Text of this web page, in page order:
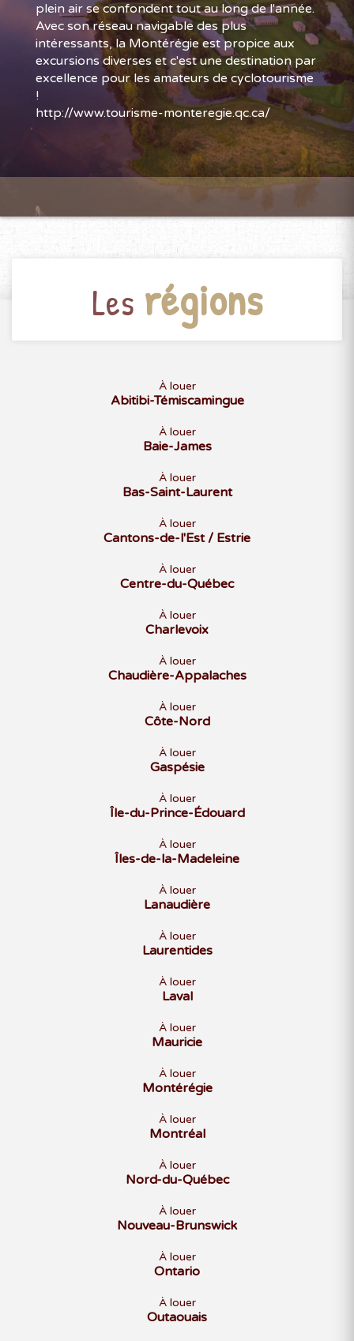
plein air se confondent tout au long de l'année.
Avec son réseau navigable des plus
intéressants, la Montérégie est propice aux
excursions diverses et c'est une destination par
excellence pour les amateurs de cyclotourisme
!
http://www.tourisme-monteregie.qc.ca/
Les régions
À louer
Abitibi-Témiscamingue
À louer
Baie-James
À louer
Bas-Saint-Laurent
À louer
Cantons-de-l'Est / Estrie
À louer
Centre-du-Québec
À louer
Charlevoix
À louer
Chaudière-Appalaches
À louer
Côte-Nord
À louer
Gaspésie
À louer
Île-du-Prince-Édouard
À louer
Îles-de-la-Madeleine
À louer
Lanaudière
À louer
Laurentides
À louer
Laval
À louer
Mauricie
À louer
Montérégie
À louer
Montréal
À louer
Nord-du-Québec
À louer
Nouveau-Brunswick
À louer
Ontario
À louer
Outaouais